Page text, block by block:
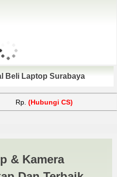
Beli Laptop Surabaya
Rp. (Hubungi CS)
BEKAS |
& Kamera